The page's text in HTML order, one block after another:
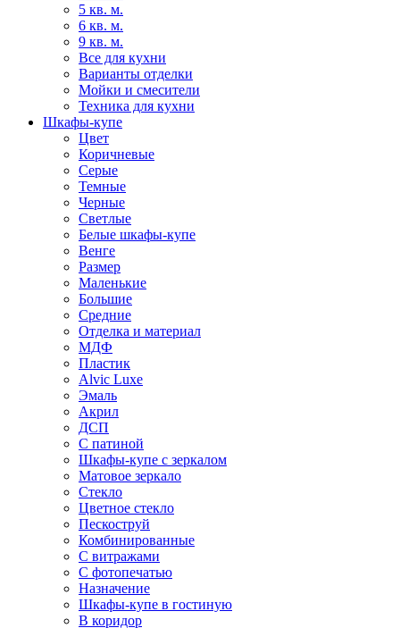
5 кв. м.
6 кв. м.
9 кв. м.
Все для кухни
Варианты отделки
Мойки и смесители
Техника для кухни
Шкафы-купе
Цвет
Коричневые
Серые
Темные
Черные
Светлые
Белые шкафы-купе
Венге
Размер
Маленькие
Большие
Средние
Отделка и материал
МДФ
Пластик
Alvic Luxe
Эмаль
Акрил
ДСП
С патиной
Шкафы-купе с зеркалом
Матовое зеркало
Стекло
Цветное стекло
Пескоструй
Комбинированные
С витражами
С фотопечатью
Назначение
Шкафы-купе в гостиную
В коридор